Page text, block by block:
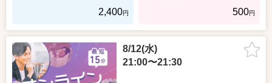
2,400円 500円
8/12(水)
21:00〜21:30